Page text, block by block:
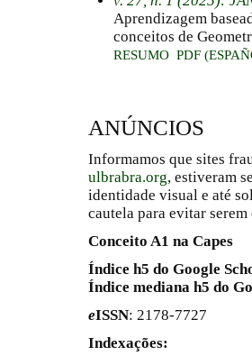
Aprendizagem
conceitos de
RESUMO PDF
ANÚNCIOS
Informamos que sites
ulbrabra.org, estiveram
identidade visual e até
cautela para evitar
Conceito A1 na Capes
Índice h5 do Google
Índice mediana h5 do
eISSN: 2178-7727
Indexações: